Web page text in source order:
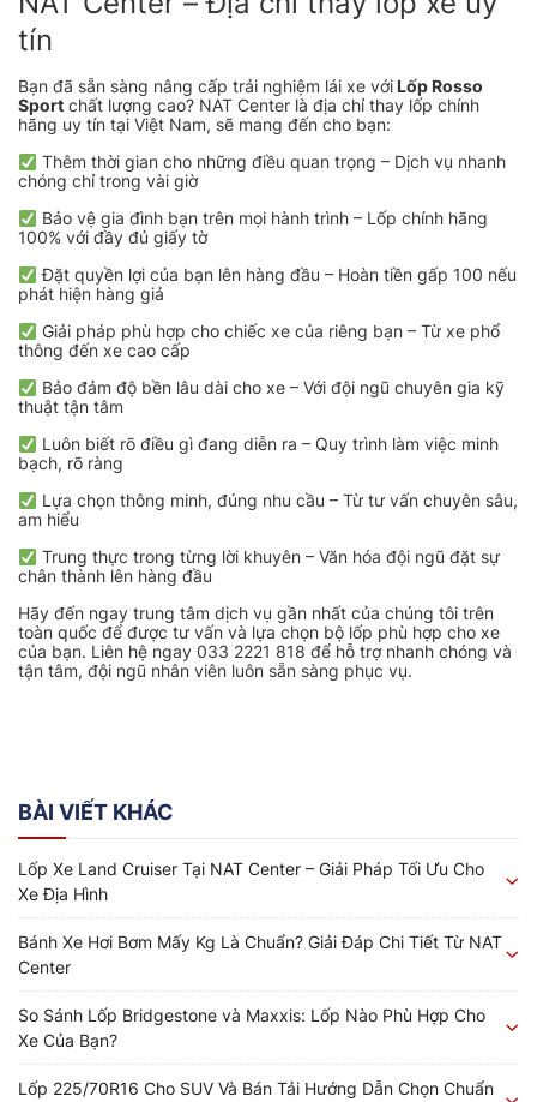
tín
Bạn đã sẵn sàng nâng cấp trải nghiệm lái xe với Lốp Rosso
Sport chất lượng cao? NAT Center là địa chỉ thay lốp chính
hãng uy tín tại Việt Nam, sẽ mang đến cho bạn:
Thêm thời gian cho những điều quan trọng – Dịch vụ nhanh
chóng chỉ trong vài giờ
Bảo vệ gia đình bạn trên mọi hành trình – Lốp chính hãng
100% với đầy đủ giấy tờ
Đặt quyền lợi của bạn lên hàng đầu – Hoàn tiền gấp 100 nếu
phát hiện hàng giả
Giải pháp phù hợp cho chiếc xe của riêng bạn – Từ xe phổ
thông đến xe cao cấp
Bảo đảm độ bền lâu dài cho xe – Với đội ngũ chuyên gia kỹ
thuật tận tâm
Luôn biết rõ điều gì đang diễn ra – Quy trình làm việc minh
bạch, rõ ràng
Lựa chọn thông minh, đúng nhu cầu – Từ tư vấn chuyên sâu,
am hiểu
Trung thực trong từng lời khuyên – Văn hóa đội ngũ đặt sự
chân thành lên hàng đầu
Hãy đến ngay trung tâm dịch vụ gần nhất của chúng tôi trên
toàn quốc để được tư vấn và lựa chọn bộ lốp phù hợp cho xe
của bạn. Liên hệ ngay 033 2221 818 để hỗ trợ nhanh chóng và
tận tâm, đội ngũ nhân viên luôn sẵn sàng phục vụ.
BÀI VIẾT KHÁC
Lốp Xe Land Cruiser Tại NAT Center – Giải Pháp Tối Ưu Cho
Xe Địa Hình
Bánh Xe Hơi Bơm Mấy Kg Là Chuẩn? Giải Đáp Chi Tiết Từ NAT
Center
So Sánh Lốp Bridgestone và Maxxis: Lốp Nào Phù Hợp Cho
Xe Của Bạn?
Lốp 225/70R16 Cho SUV Và Bán Tải Hướng Dẫn Chọn Chuẩn